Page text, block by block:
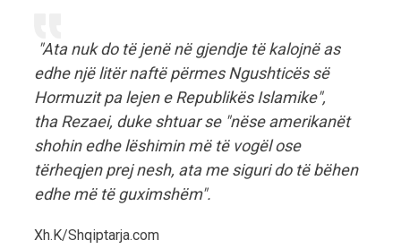
"Ata nuk do të jenë në gjendje të kalojnë as
edhe një litër naftë përmes Ngushticës së
Hormuzit pa lejen e Republikës Islamike",
tha Rezaei, duke shtuar se "nëse amerikanët
shohin edhe lëshimin më të vogël ose
tërheqjen prej nesh, ata me siguri do të bëhen
edhe më të guximshëm".
Xh.K/Shqiptarja.com